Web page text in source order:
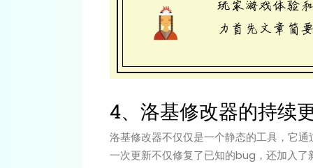
4、洛基修改器的持续
洛基修改器不仅仅是一个静态的工具，它
一次更新不仅修复了已知的bug，还加入